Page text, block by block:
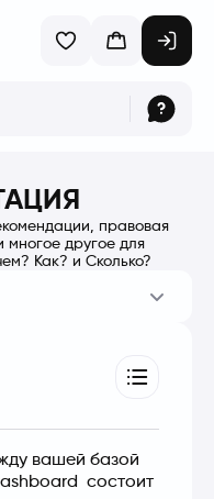
правовая
другое для
Как? и Сколько?
вашей базой
состоит